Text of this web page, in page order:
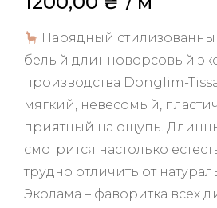
и
з
5
Нарядный
белый длинноворсовый
производства Donglim-
мягкий, невесомый,
приятный на ощупь.
смотрится настолько
трудно отличить от
Эколама – фаворитка всех